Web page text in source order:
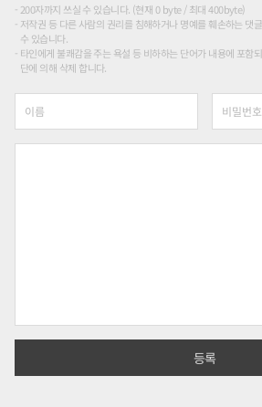
200자까지 쓰실 수 있습니다. (현재 0 byte / 최대 400byte)
저작권 등 다른 사람의 권리를 침해하거나 명예를 훼손하는 댓
수 있습니다.
타인에게 불쾌감을 주는 욕설 등 비하하는 단어가 내용에 포함
단에 의해 삭제 합니다.